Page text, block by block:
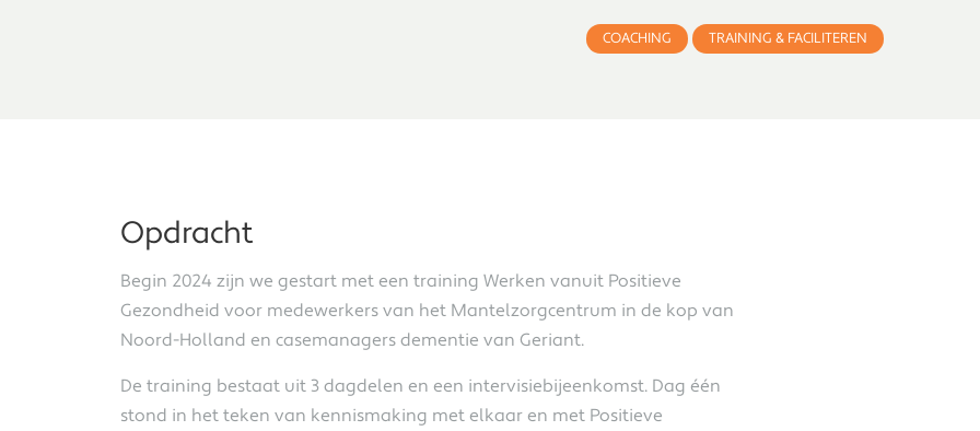
COACHING TRAINING & FACILITEREN
Opdracht
Begin 2024 zijn we gestart met een training Werken vanuit Positieve
Gezondheid voor medewerkers van het Mantelzorgcentrum in de kop van
Noord-Holland en casemanagers dementie van Geriant.
De training bestaat uit 3 dagdelen en een intervisiebijeenkomst. Dag één
stond in het teken van kennismaking met elkaar en met Positieve